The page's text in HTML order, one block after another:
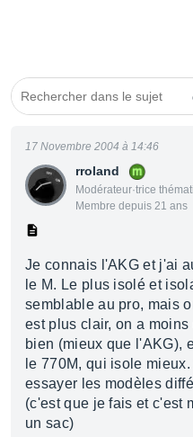
rroland
Modérateur·trice
Membre depuis 21 ans
17 Novembre 2004 à 14:46
Je connais l'AKG et j'ai
le M. Le plus isolé et
semblable au pro, mais
est plus clair, on a
bien (mieux que l'AKG),
le 770M, qui isole
essayer les modèles
(c'est que je fais et c'est
un sac)